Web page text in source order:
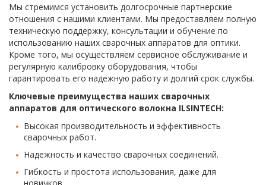
Мы стремимся установить долгосрочные партнерские
отношения с нашими клиентами. Мы предоставляем полную
техническую поддержку, консультации и обучение по
использованию наших сварочных аппаратов для оптики.
Кроме того, мы осуществляем сервисное обслуживание и
регулярную калибровку оборудования, чтобы
гарантировать его надежную работу и долгий срок службы.
Ключевые преимущества наших сварочных
аппаратов для оптического волокна ILSINTECH:
Высокая производительность и эффективность
сварочных работ.
Надежность и качество сварочных соединений.
Гибкость и простота использования, даже для
новичков.